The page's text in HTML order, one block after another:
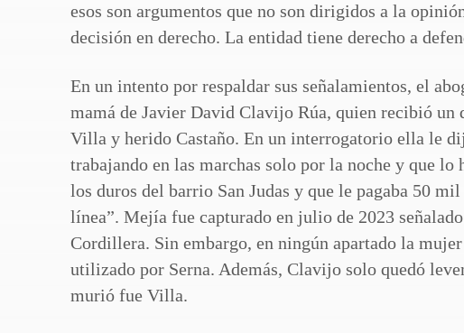
esos son argumentos que no son dirigidos a la
decisión en derecho. La entidad tiene derecho a
En un intento por respaldar sus señalamientos, el
mamá de Javier David Clavijo Rúa, quien recibió un
Villa y herido Castaño. En un interrogatorio ella le
trabajando en las marchas solo por la noche y que
los duros del barrio San Judas y que le pagaba 50
línea”. Mejía fue capturado en julio de 2023
Cordillera. Sin embargo, en ningún apartado la
utilizado por Serna. Además, Clavijo solo quedó
murió fue Villa.